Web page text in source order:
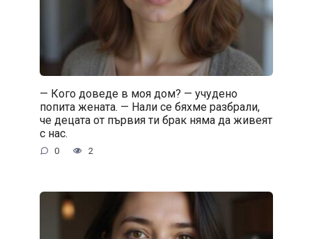
— Кого доведе в моя дом? — учудено
попита жената. — Нали се бяхме разбрали,
че децата от първия ти брак няма да живеят
с нас.
0 2